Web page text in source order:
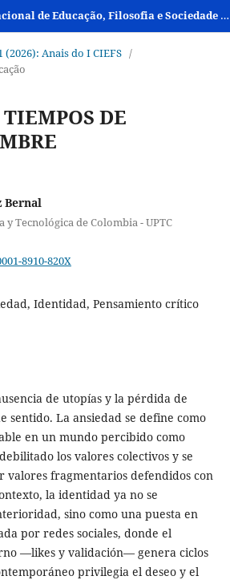
Colóquio Internacional de Educação, Filosofia e Sociedade - CIEFS
(2026): Anais do I CIEFS /
DE
Bernal
y Tecnológica de Colombia - UPTC
8910-820X
Identidad, Pensamiento crítico
de utopías y la pérdida de
sentido. La ansiedad se define como
en un mundo percibido como
los valores colectivos y se
valores fragmentarios defendidos con
la identidad ya no se
sino como una puesta en
por redes sociales, donde el
—likes y validación— genera ciclos
privilegia el deseo y el